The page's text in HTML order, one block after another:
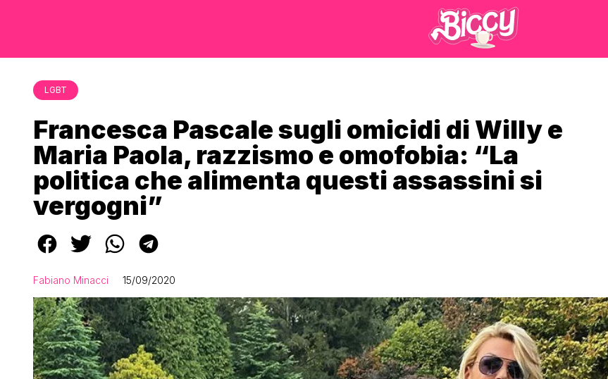
LGBT
Francesca Pascale sugli omicidi di Willy e
Maria Paola, razzismo e omofobia: “La
politica che alimenta questi assassini si
vergogni”
Fabiano Minacci 15/09/2020